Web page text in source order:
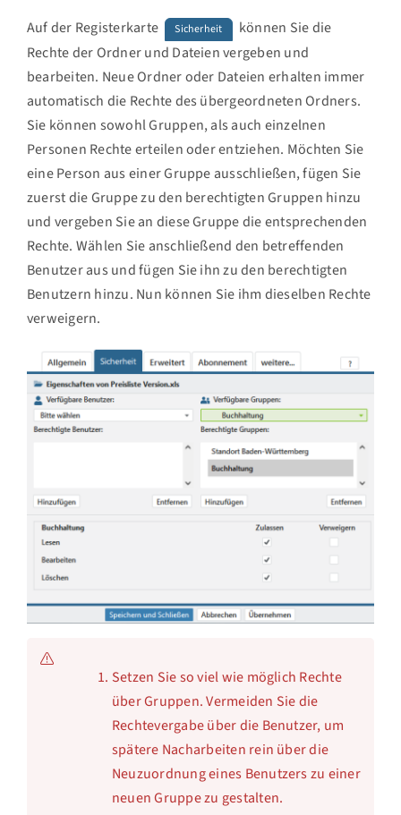
Auf der Registerkarte Sicherheit
können Sie die
Rechte der Ordner und Dateien vergeben und
bearbeiten. Neue Ordner oder Dateien erhalten immer
automatisch die Rechte des übergeordneten Ordners.
Sie können sowohl Gruppen, als auch einzelnen
Personen Rechte erteilen oder entziehen. Möchten Sie
eine Person aus einer Gruppe ausschließen, fügen Sie
zuerst die Gruppe zu den berechtigten Gruppen hinzu
und vergeben Sie an diese Gruppe die entsprechenden
Rechte. Wählen Sie anschließend den betreffenden
Benutzer aus und fügen Sie ihn zu den berechtigten
Benutzern hinzu. Nun können Sie ihm dieselben Rechte
verweigern.
Setzen Sie so viel wie möglich Rechte
über Gruppen. Vermeiden Sie die
Rechtevergabe über die Benutzer, um
spätere Nacharbeiten rein über die
Neuzuordnung eines Benutzers zu einer
neuen Gruppe zu gestalten.